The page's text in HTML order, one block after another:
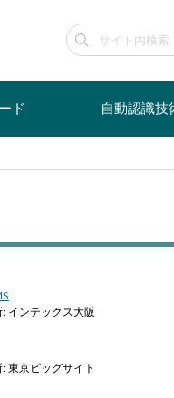
ド 自動認識技
インテックス大阪
東京ビッグサイト